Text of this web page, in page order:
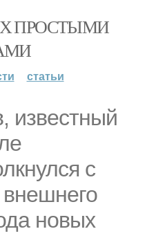
ПРОСТЫМИ
статьи
известный
с
внешнего
новых